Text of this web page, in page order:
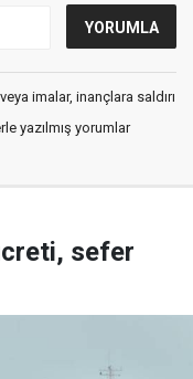
imalar, inançlara saldırı
yazılmış yorumlar
sefer